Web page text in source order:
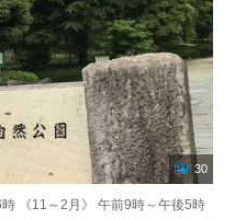
30
《11～2月》 午前9時～午後5時